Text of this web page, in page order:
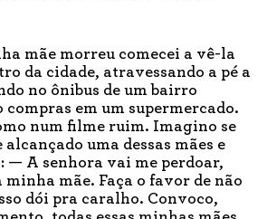
mãe morreu comecei a vê-la
da cidade, atravessando a pé a
no ônibus de um bairro
compras em um supermercado.
num filme ruim. Imagino se
uma dessas mães e
— A senhora vai me perdoar,
minha mãe. Faça o favor de não
dói pra caralho. Convoco,